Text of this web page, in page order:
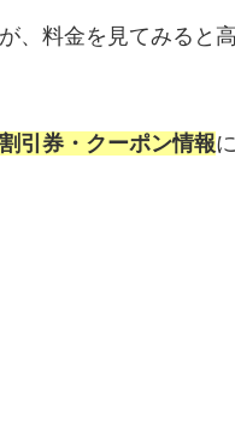
、料金を見てみると
引券・クーポン情報